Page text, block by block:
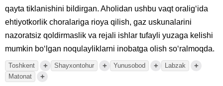
qayta tiklanishini bildirgan. Aholidan ushbu vaqt oralig‘ida
ehtiyotkorlik choralariga rioya qilish, gaz uskunalarini
nazoratsiz qoldirmaslik va rejali ishlar tufayli yuzaga kelishi
mumkin bo‘lgan noqulayliklarni inobatga olish so‘ralmoqda.
Toshkent + Shayxontohur + Yunusobod + Labzak +
Matonat +